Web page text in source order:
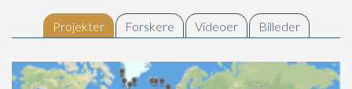
Projekter(active tab)
Forskere Videoer Billeder